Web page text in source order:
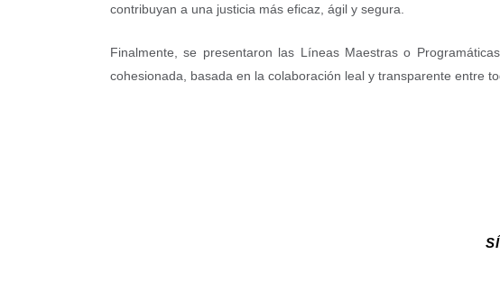
contribuyan a una justicia más eficaz, ágil y segura.
Finalmente, se presentaron las Líneas Maestras o
cohesionada, basada en la colaboración leal y transparente entre